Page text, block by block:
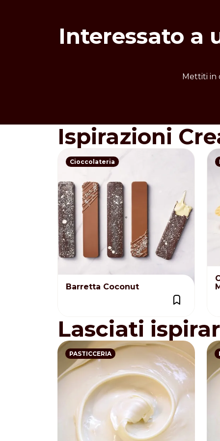
Interessato a
Mettiti in
Ispirazioni
Cioccolateria
Barretta Coconut
Lasciati
PASTICCERIA